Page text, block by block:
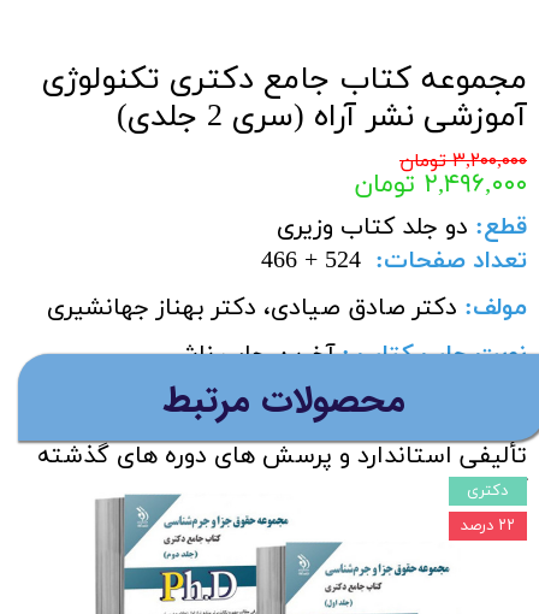
مجموعه کتاب جامع دکتری تکنولوژی
آموزشی نشر آراه (سری 2 جلدی)
۳,۲۰۰,۰۰۰ تومان
۲,۴۹۶,۰۰۰ تومان
قطع: دو جلد کتاب وزیری
تعداد صفحات:
466 + 524
مولف: دکتر صادق صیادی، دکتر بهناز جهانشیری
نوبت چاپ کتاب :آخرین چاپ ناشر
این کتاب شامل خلاصه مطالب و
شرح درس + معرفی نکات کلیدی + پرسش های
تألیفی استاندارد و پرسش های دوره های گذشته
آزمون ­های دکتری می باشد
افزودن به سبد خرید
​محصولات مرتبط
دکتری
۲۲ درصد